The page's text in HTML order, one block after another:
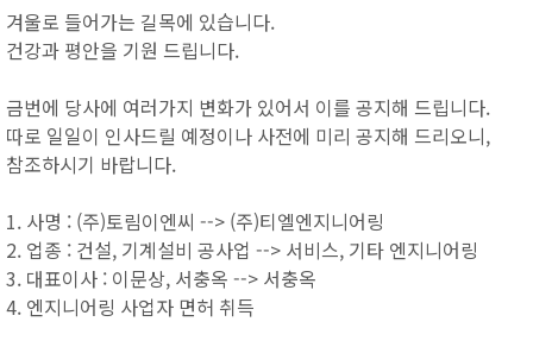
겨울로 들어가는 길목에 있습니다.
건강과 평안을 기원 드립니다.
금번에 당사에 여러가지 변화가 있어서 이를 공지해 드립니다.
따로 일일이 인사드릴 예정이나 사전에 미리 공지해 드리오니,
참조하시기 바랍니다.
1. 사명 : (주)토림이엔씨 --> (주)티엘엔지니어링
2. 업종 : 건설, 기계설비 공사업 --> 서비스, 기타 엔지니어링
3. 대표이사 : 이문상, 서충옥 --> 서충옥
4. 엔지니어링 사업자 면허 취득